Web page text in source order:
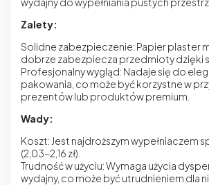
Zalety:
Solidne zabezpieczenie: Papier plaster
dobrze zabezpiecza przedmioty dzięki
Profesjonalny wygląd: Nadaje się do
pakowania, co może być korzystne w
prezentów lub produktów premium.
Wady:
Koszt: Jest najdroższym wypełniaczem
(2,03-2,16 zł).
Trudność w użyciu: Wymaga użycia
wydajny, co może być utrudnieniem dla